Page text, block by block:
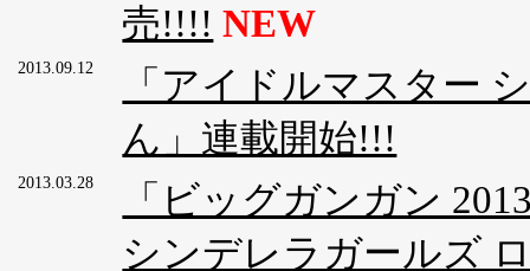
売!!!! NEW
2013.09.12
「アイドルマスター
ん」連載開始!!!
2013.03.28
「ビッグガンガン
シンデレラガールズ